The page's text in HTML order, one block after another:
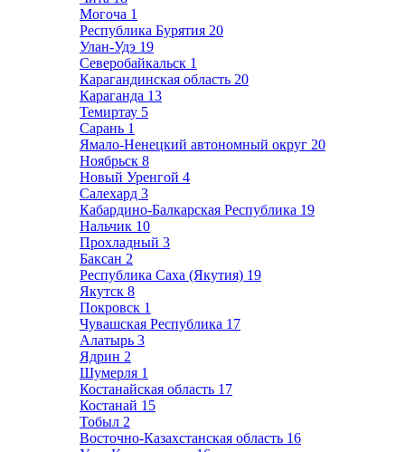
Могоча 1
Республика Бурятия 20
Улан-Удэ 19
Северобайкальск 1
Карагандинская область 20
Караганда 13
Темиртау 5
Сарань 1
Ямало-Ненецкий автономный округ 20
Ноябрьск 8
Новый Уренгой 4
Салехард 3
Кабардино-Балкарская Республика 19
Нальчик 10
Прохладный 3
Баксан 2
Республика Саха (Якутия) 19
Якутск 8
Покровск 1
Чувашская Республика 17
Алатырь 3
Ядрин 2
Шумерля 1
Костанайская область 17
Костанай 15
Тобыл 2
Восточно-Казахстанская область 16